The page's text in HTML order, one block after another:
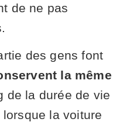
de ne pas
des gens font
la même
de la durée de vie
la voiture